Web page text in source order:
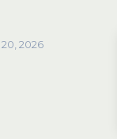
2026